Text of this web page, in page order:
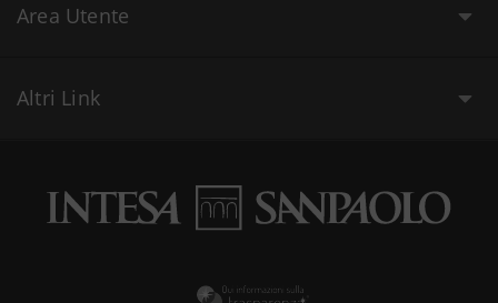
Area Utente
Altri Link